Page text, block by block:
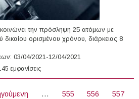
την πρόσληψη 25 ατόμων με
δικαίου ορισμένου χρόνου, διάρκειας 8
03/04/2021-12/04/2021
άτομα με Σύμβαση Ορισμένου Χρόνου στο
Αλιάκμονα
εμφανίσεις
… 555 556
557